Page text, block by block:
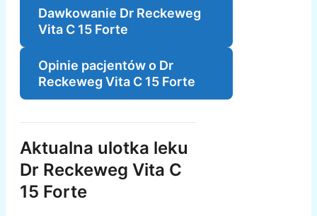
Dawkowanie Dr Reckeweg
Vita C 15 Forte
Opinie pacjentów o Dr
Reckeweg Vita C 15 Forte
Aktualna ulotka leku
Dr Reckeweg Vita C
15 Forte